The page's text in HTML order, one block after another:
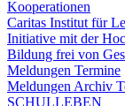
Kooperationen
Caritas Institut für
Initiative mit der
Bildung frei von
Meldungen Termine
Meldungen Archiv
SCHULLEBEN